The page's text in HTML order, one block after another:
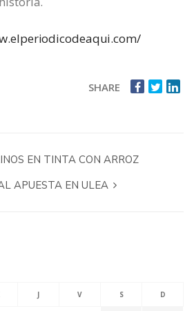
SHARE
EN TINTA CON ARROZ
APUESTA EN ULEA
J V S D